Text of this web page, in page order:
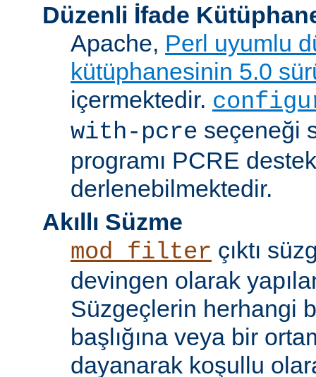
Düzenli İfade
Apache, Perl uyumlu
kütüphanesinin 5.0
içermektedir.
with-pcre seçeneği
programı PCRE
derlenebilmektedir.
Akıllı Süzme
mod_filter çıktı
devingen olarak
Süzgeçlerin herhangi
başlığına veya bir
dayanarak koşullu